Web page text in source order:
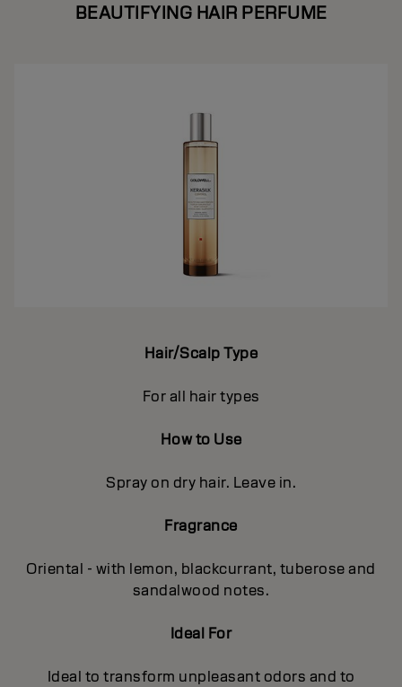
BEAUTIFYING HAIR PERFUME
Hair/Scalp Type
For all hair types
How to Use
Spray on dry hair. Leave in.
Fragrance
Oriental - with lemon, blackcurrant, tuberose and
sandalwood notes.
Ideal For
Ideal to transform unpleasant odors and to